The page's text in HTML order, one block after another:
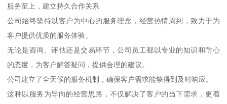
服务至上，建立持久合作关系
公司始终坚持以客户为中心的服务理念，经营热情周到，致力于为
客户提供优质的服务体验。
无论是咨询、评估还是交易环节，公司员工都以专业的知识和耐心
的态度，为客户解答疑问，提供合理的建议。
公司建立了全天候的服务机制，确保客户需求能够得到及时响应。
这种以服务为导向的经营思路，不仅解决了客户的当下需求，更着